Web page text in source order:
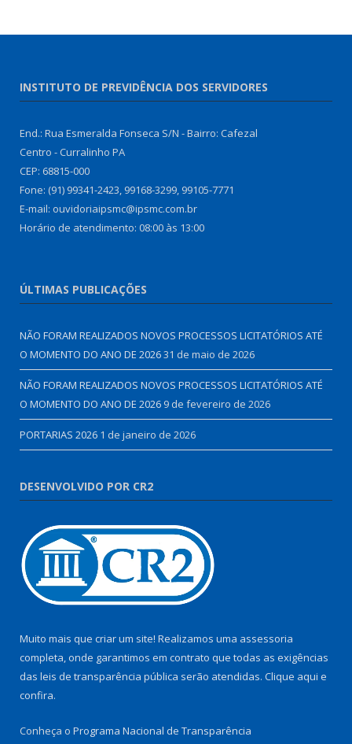
INSTITUTO DE PREVIDÊNCIA DOS SERVIDORES
End.: Rua Esmeralda Fonseca S/N - Bairro: Cafezal
Centro - Curralinho PA
CEP: 68815-000
Fone: (91) 99341-2423, 99168-3299, 99105-7771
E-mail: ouvidoriaipsmc@ipsmc.com.br
Horário de atendimento: 08:00 às 13:00
ÚLTIMAS PUBLICAÇÕES
NÃO FORAM REALIZADOS NOVOS PROCESSOS LICITATÓRIOS ATÉ
O MOMENTO DO ANO DE 202631 de maio de 2026
NÃO FORAM REALIZADOS NOVOS PROCESSOS LICITATÓRIOS ATÉ
O MOMENTO DO ANO DE 2026 9 de fevereiro de 2026
PORTARIAS 2026 1 de janeiro de 2026
DESENVOLVIDO POR CR2
Muito mais que criar um site! Realizamos uma assessoria
completa, onde garantimos em contrato que todas as exigências
das leis de transparência pública serão atendidas. Clique aqui e
confira.
Conheça o Programa Nacional de Transparência